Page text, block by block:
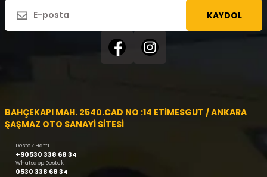
KAYDOL
BAHÇEKAPI MAH. 2540.CAD NO :14 ETİMESGUT / ANKARA
ŞAŞMAZ OTO SANAYİ SİTESİ
Destek Hattı
+90530 338 68 34
Whatsapp Destek
0530 338 68 34